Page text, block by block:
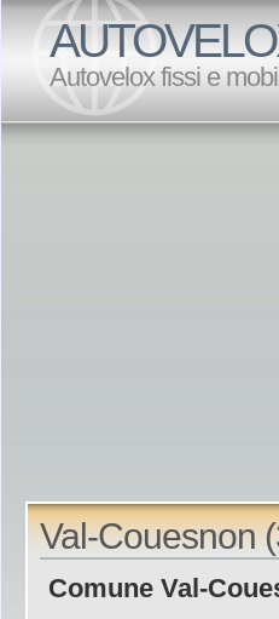
Autovelox fissi e
Val-Couesnon
Comune Val-